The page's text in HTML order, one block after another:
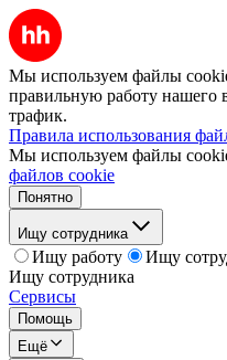
Мы используем файлы
правильную работу нашего
трафик.
Правила использования
Мы используем файлы
файлов cookie
Понятно
Ищу сотрудника
Ищу работу
Ищу
Ищу сотрудника
Сервисы
Помощь
Ещё